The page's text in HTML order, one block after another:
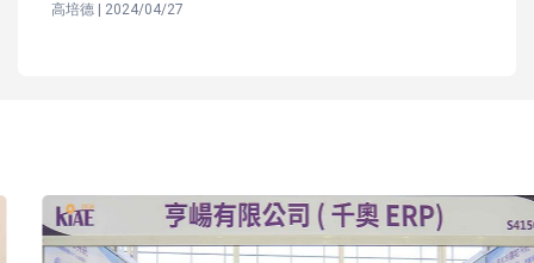
高培德 | 2024/04/27